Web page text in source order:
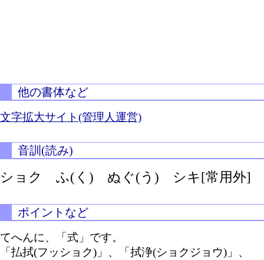
他の書体など
文字拡大サイト(管理人運営)
音訓(読み)
ショク ふ(く) ぬぐ(う) シキ[常用外]
ポイントなど
てへんに、「式」です。
「払拭(フッショク)」、「拭浄(ショクジョウ)」、